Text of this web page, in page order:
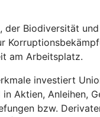
Biodiversität
am Arbeitsplatz.
investiert
Aktien, Anleihen,
bzw.